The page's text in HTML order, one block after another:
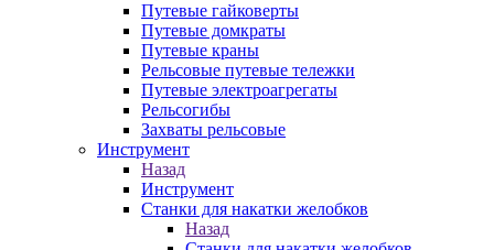
Путевые гайковерты
Путевые домкраты
Путевые краны
Рельсовые путевые тележки
Путевые электроагрегаты
Рельсогибы
Захваты рельсовые
Инструмент
Назад
Инструмент
Станки для накатки желобков
Назад